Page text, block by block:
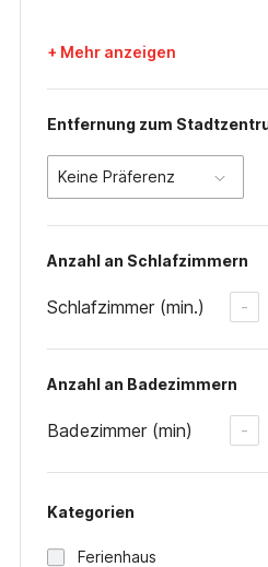
+ Mehr anzeigen
Entfernung zum
Keine Präferenz
Anzahl an Schlafzimmern
Schlafzimmer (min.) -
Anzahl an Badezimmern
Badezimmer (min) -
Kategorien
Ferienhaus